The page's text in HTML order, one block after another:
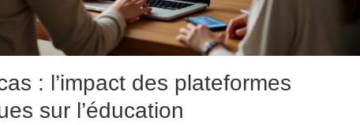
: l’impact des plateformes
sur l’éducation